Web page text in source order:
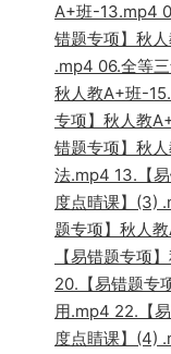
A+班-13.mp4
错题专项】秋
.mp4 06.全等
秋人教A+班-
专项】秋人教
错题专项】秋
法.mp4 13.【
度点晴课】(3)
题专项】秋人
【易错题专项
20.【易错题专
用.mp4 22.【
度点睛课】(4)